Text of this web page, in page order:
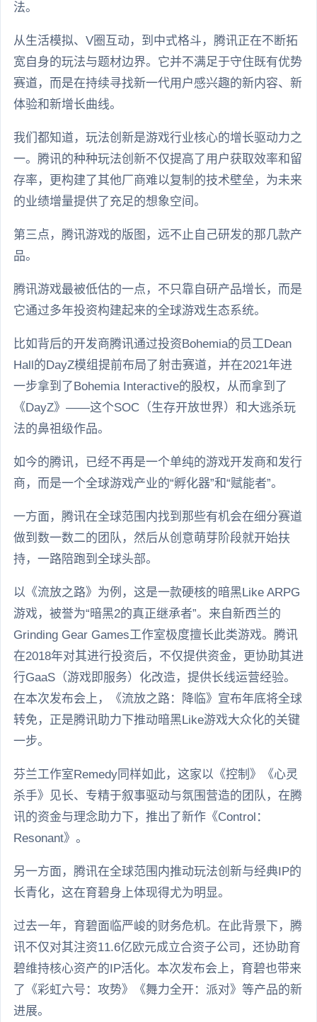
法。
从生活模拟、V圈互动，到中式格斗，腾讯正在不断拓
宽自身的玩法与题材边界。它并不满足于守住既有优势
赛道，而是在持续寻找新一代用户感兴趣的新内容、新
体验和新增长曲线。
我们都知道，玩法创新是游戏行业核心的增长驱动力之
一。腾讯的种种玩法创新不仅提高了用户获取效率和留
存率，更构建了其他厂商难以复制的技术壁垒，为未来
的业绩增量提供了充足的想象空间。
第三点，腾讯游戏的版图，远不止自己研发的那几款产
品。
腾讯游戏最被低估的一点，不只靠自研产品增长，而是
它通过多年投资构建起来的全球游戏生态系统。
比如背后的开发商腾讯通过投资Bohemia的员工Dean
Hall的DayZ模组提前布局了射击赛道，并在2021年进
一步拿到了Bohemia Interactive的股权，从而拿到了
《DayZ》——这个SOC（生存开放世界）和大逃杀玩
法的鼻祖级作品。
如今的腾讯，已经不再是一个单纯的游戏开发商和发行
商，而是一个全球游戏产业的“孵化器”和“赋能者”。
一方面，腾讯在全球范围内找到那些有机会在细分赛道
做到数一数二的团队，然后从创意萌芽阶段就开始扶
持，一路陪跑到全球头部。
以《流放之路》为例，这是一款硬核的暗黑Like ARPG
游戏，被誉为“暗黑2的真正继承者”。来自新西兰的
Grinding Gear Games工作室极度擅长此类游戏。腾讯
在2018年对其进行投资后，不仅提供资金，更协助其进
行GaaS（游戏即服务）化改造，提供长线运营经验。
在本次发布会上，《流放之路：降临》宣布年底将全球
转免，正是腾讯助力下推动暗黑Like游戏大众化的关键
一步。
芬兰工作室Remedy同样如此，这家以《控制》《心灵
杀手》见长、专精于叙事驱动与氛围营造的团队，在腾
讯的资金与理念助力下，推出了新作《Control：
Resonant》。
另一方面，腾讯在全球范围内推动玩法创新与经典IP的
长青化，这在育碧身上体现得尤为明显。
过去一年，育碧面临严峻的财务危机。在此背景下，腾
讯不仅对其注资11.6亿欧元成立合资子公司，还协助育
碧维持核心资产的IP活化。本次发布会上，育碧也带来
了《彩虹六号：攻势》《舞力全开：派对》等产品的新
进展。